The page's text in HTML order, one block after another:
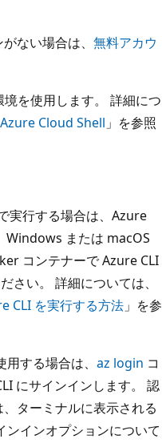
ない場合は、 無料アカウ
境を使用します。 詳細につ
Cloud Shell 」を参照
実行する場合は、Azure
Windows または macOS
コンテナーで Azure CLI
さい。 詳細については、
CLI を実行する方法 」を参
する場合は、 az login コ
にサインインします。 認
ターミナルに表示される
ンインオプションについて